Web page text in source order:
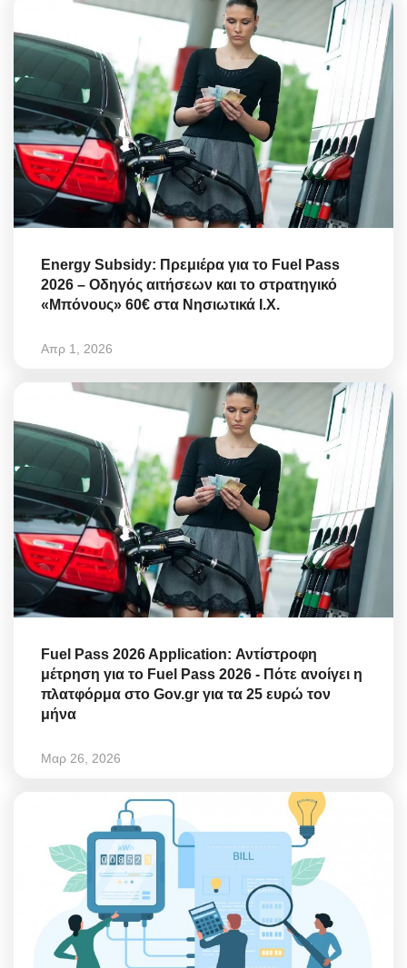
Energy Subsidy: Πρεμιέρα για το Fuel Pass
2026 – Οδηγός αιτήσεων και το στρατηγικό
«Μπόνους» 60€ στα Νησιωτικά Ι.Χ.
Απρ 1, 2026
Fuel Pass 2026 Application: Αντίστροφη
μέτρηση για το Fuel Pass 2026 - Πότε ανοίγει η
πλατφόρμα στο Gov.gr για τα 25 ευρώ τον
μήνα
Μαρ 26, 2026